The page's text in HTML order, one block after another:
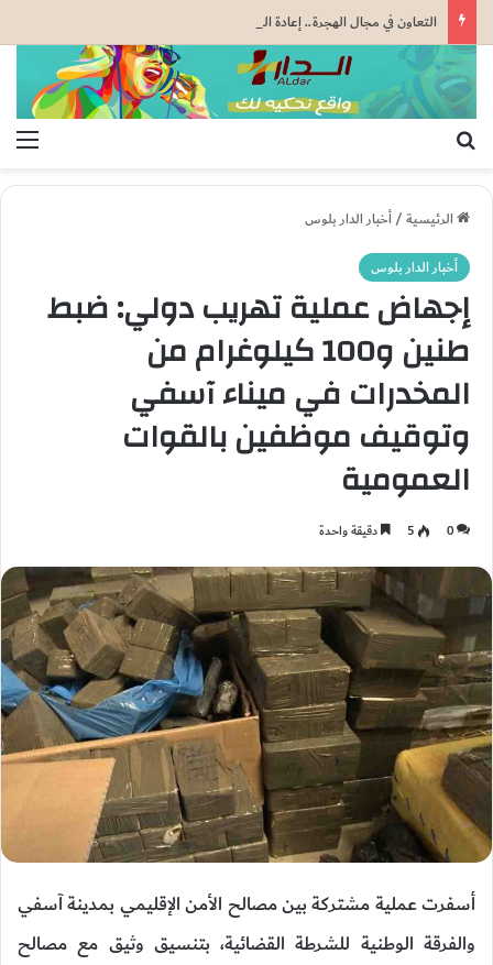
الرئيسية/أخبار الدار بلوس
أخبار الدار بلوس
إجهاض عملية تهريب دولي: ضبط
طنين و100 كيلوغرام من
المخدرات في ميناء آسفي
وتوقيف موظفين بالقوات
العمومية
0
5 دقيقة واحدة
أسفرت عملية مشتركة بين مصالح الأمن الإقليمي بمدينة آسفي
والفرقة الوطنية للشرطة القضائية، بتنسيق وثيق مع مصالح